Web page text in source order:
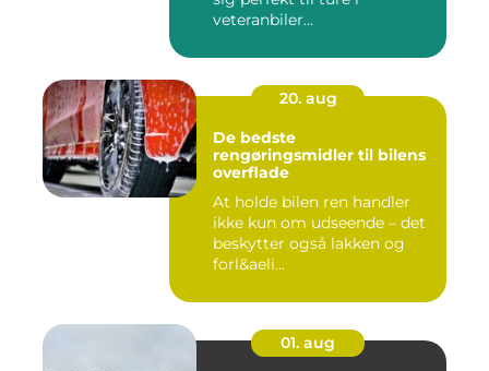
veteranbiler...
20. aug
De bedste
rengøringsmidler til bilens
overflade
At holde bilen ren handler
ikke kun om udseende – det
beskytter også lakken og
forl&aeli...
01. aug